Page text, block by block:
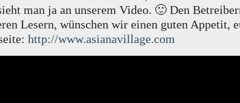
man ja an unserem Video. 🙂 Den
Lesern, wünschen wir einen guten
http://www.asianavillage.com